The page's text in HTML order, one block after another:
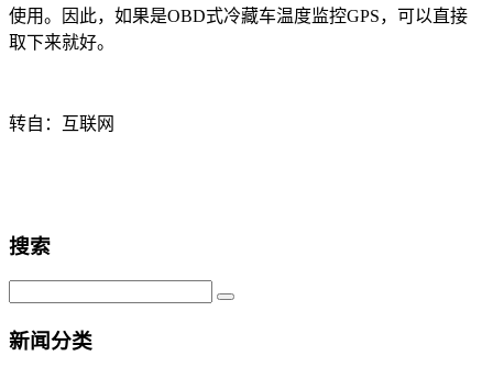
使用。因此，如果是OBD式冷藏车温度监控GPS，可以直接
取下来就好。
转自：互联网
搜索
新闻分类